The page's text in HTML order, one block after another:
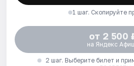
1 шаг. Скопируйте
от 2 500
на Яндекс
2 шаг. Выберите билет и